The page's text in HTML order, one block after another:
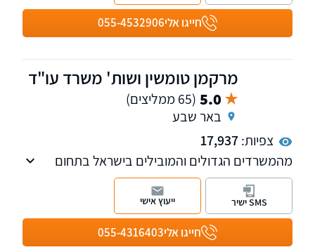
חייגו אלי055-4532906
מרקמן טומשין ושות' משרד עו"ד
5.0 (65 ממליצים)
באר שבע
צפיות:17,937
מהמשרדים הגדולים והמובילים בישראל בתחום
נזקי הגוף, ביטוח לאומי, פטור ממס, רשלנות
רפואית, נכי צה"ל ותאונות דרכים.
למשרד סניפים בפריסה ארצית, ובהם סניפים
בבאר שבע, אשדוד, רחובות, אילת, ירושלים,
תל-אביב, פתח תקווה, ראש פינה, טבריה, עפולה
חייגו אלי055-4316403
SMS ישיר ייעוץ אישי